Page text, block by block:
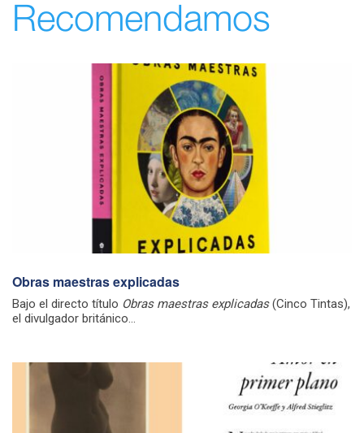
Recomendamos
Obras maestras explicadas
Bajo el directo título Obras maestras explicadas(Cinco Tintas),
el divulgador británico...